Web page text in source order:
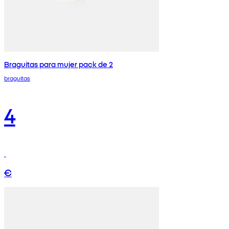
Braguitas para mujer pack de 2
braguitas
4
€